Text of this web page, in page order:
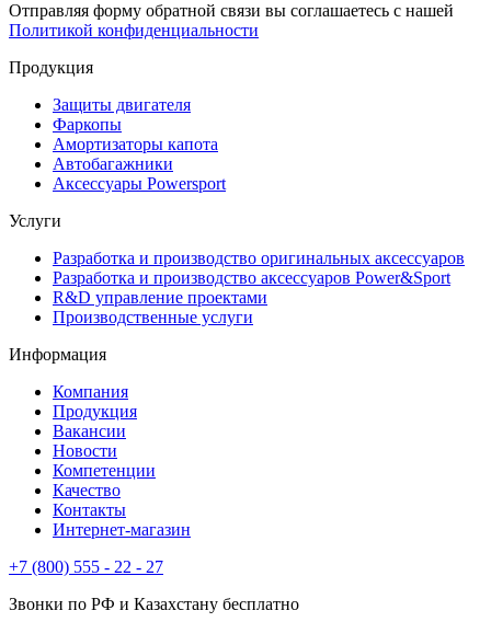
Отправляя форму обратной связи вы соглашаетесь с нашей
Политикой конфиденциальности
Продукция
Защиты двигателя
Фаркопы
Амортизаторы капота
Автобагажники
Аксессуары Powersport
Услуги
Разработка и производство оригинальных аксессуаров
Разработка и производство аксессуаров Power&Sport
R&D управление проектами
Производственные услуги
Информация
Компания
Продукция
Вакансии
Новости
Компетенции
Качество
Контакты
Интернет-магазин
+7 (800) 555 - 22 - 27
Звонки по РФ и Казахстану бесплатно